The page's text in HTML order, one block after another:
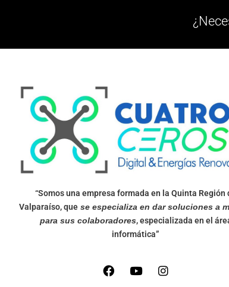
“Somos una empresa formada en la Quinta Región
Valparaíso, que se especializa en dar soluciones a
para sus colaboradores, especializada en el
informática”